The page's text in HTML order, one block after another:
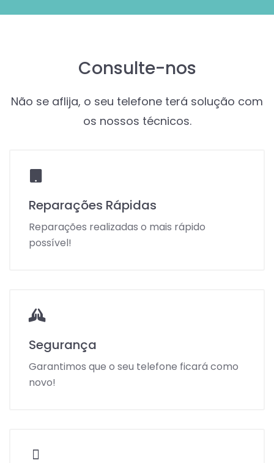
Consulte-nos
Não se aflija, o seu telefone terá solução com
os nossos técnicos.
Reparações Rápidas
Reparações realizadas o mais rápido
possível!
Segurança
Garantimos que o seu telefone ficará como
novo!